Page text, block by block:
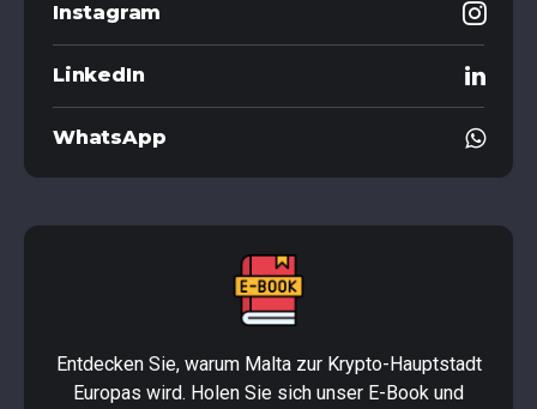
Instagram
LinkedIn
WhatsApp
Entdecken Sie, warum Malta zur Krypto-Hauptstadt
Europas wird. Holen Sie sich unser E-Book und